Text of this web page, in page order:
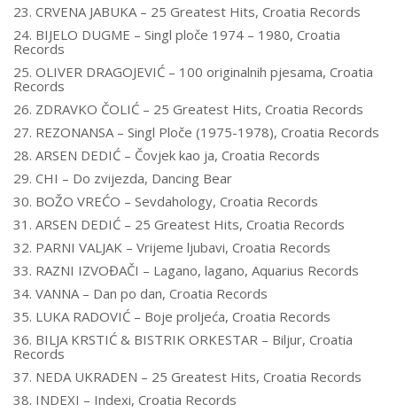
23. CRVENA JABUKA – 25 Greatest Hits, Croatia Records
24. BIJELO DUGME – Singl ploče 1974 – 1980, Croatia
Records
25. OLIVER DRAGOJEVIĆ – 100 originalnih pjesama, Croatia
Records
26. ZDRAVKO ČOLIĆ – 25 Greatest Hits, Croatia Records
27. REZONANSA – Singl Ploče (1975-1978), Croatia Records
28. ARSEN DEDIĆ – Čovjek kao ja, Croatia Records
29. CHI – Do zvijezda, Dancing Bear
30. BOŽO VREĆO – Sevdahology, Croatia Records
31. ARSEN DEDIĆ – 25 Greatest Hits, Croatia Records
32. PARNI VALJAK – Vrijeme ljubavi, Croatia Records
33. RAZNI IZVOĐAČI – Lagano, lagano, Aquarius Records
34. VANNA – Dan po dan, Croatia Records
35. LUKA RADOVIĆ – Boje proljeća, Croatia Records
36. BILJA KRSTIĆ & BISTRIK ORKESTAR – Biljur, Croatia
Records
37. NEDA UKRADEN – 25 Greatest Hits, Croatia Records
38. INDEXI – Indexi, Croatia Records